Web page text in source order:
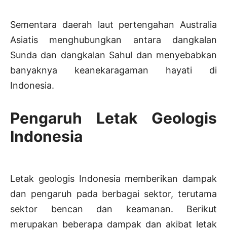
Sementara daerah laut pertengahan Australia
Asiatis menghubungkan antara dangkalan
Sunda dan dangkalan Sahul dan menyebabkan
banyaknya keanekaragaman hayati di
Indonesia.
Pengaruh Letak Geologis
Indonesia
Letak geologis Indonesia memberikan dampak
dan pengaruh pada berbagai sektor, terutama
sektor bencan dan keamanan. Berikut
merupakan beberapa dampak dan akibat letak